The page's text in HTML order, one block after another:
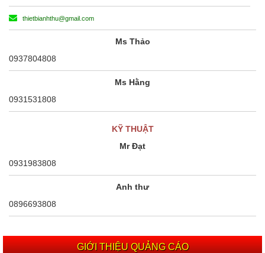
thietbianhthu@gmail.com
Ms Thảo
0937804808
Ms Hằng
0931531808
KỸ THUẬT
Mr Đạt
0931983808
Anh thư
0896693808
GIỚI THIỆU QUẢNG CÁO